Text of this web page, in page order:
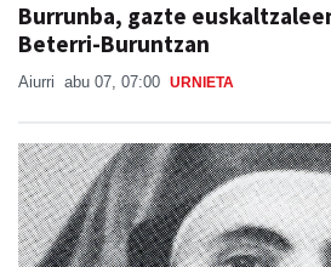
Burrunba, gazte
Beterri-Buruntzan
Aiurri abu 07, 07:00 URNIETA